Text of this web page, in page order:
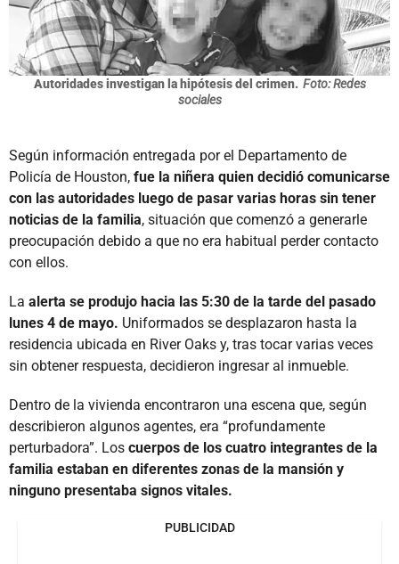
Autoridades investigan la hipótesis del crimen. Foto: Redes
sociales
Según información entregada por el Departamento de
Policía de Houston, fue la niñera quien decidió comunicarse
con las autoridades luego de pasar varias horas sin tener
noticias de la familia, situación que comenzó a generarle
preocupación debido a que no era habitual perder contacto
con ellos.
La alerta se produjo hacia las 5:30 de la tarde del pasado
lunes 4 de mayo. Uniformados se desplazaron hasta la
residencia ubicada en River Oaks y, tras tocar varias veces
sin obtener respuesta, decidieron ingresar al inmueble.
Dentro de la vivienda encontraron una escena que, según
describieron algunos agentes, era “profundamente
perturbadora”. Los cuerpos de los cuatro integrantes de la
familia estaban en diferentes zonas de la mansión y
ninguno presentaba signos vitales.
PUBLICIDAD